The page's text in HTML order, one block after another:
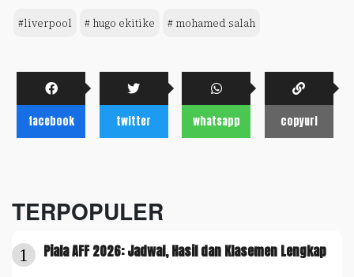
#liverpool # hugo ekitike # mohamed salah
facebook twitter whatsapp copyurl
TERPOPULER
1 Piala AFF 2026: Jadwal, Hasil dan Klasemen Lengkap